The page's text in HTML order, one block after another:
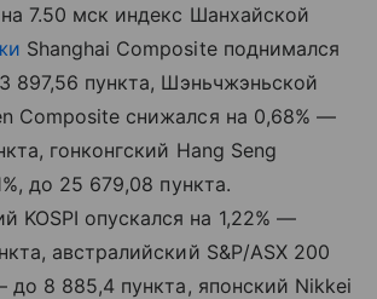
7.50 мск индекс Шанхайской
Shanghai Composite поднимался
897,56 пункта, Шэньчжэньской
Composite снижался на 0,68% —
гонконгский Hang Seng
до 25 679,08 пункта.
KOSPI опускался на 1,22% —
австралийский S&P/ASX 200
до 8 885,4 пункта, японский Nikkei